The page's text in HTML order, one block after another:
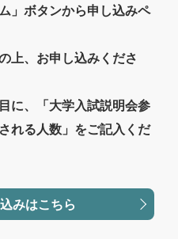
」ボタンから申し込みペ
上、お申し込みくださ
に、「大学入試説明会参
れる人数」をご記入くだ
みはこちら